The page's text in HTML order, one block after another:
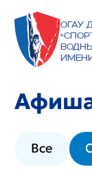
ОГАУ
Все